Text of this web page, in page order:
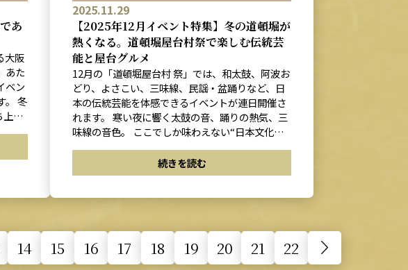
あ
大阪
あた
ベン
。 冬
上る
2025.11.29
【2025年12月イベント特集】冬の道頓堀が
熱くなる。道頓堀屋台村祭で楽しむ伝統芸
能と屋台グルメ
12月の「道頓堀屋台村 祭」では、和太鼓、阿波お
どり、よさこい、三味線、民謡・盆踊りなど、日
本の伝統芸能を体感できるイベントが連日開催さ
れます。 寒い夜に響く太鼓の音、踊りの熱気、三
味線の音色。 ここでしか味わえない“日本文化の
ベントの前後に立ち寄りやすい人気フードがそろ
い、気軽に食べ歩きができます。 この記事では、
続きを読む
14 15 16 17 18 19 20 21 22